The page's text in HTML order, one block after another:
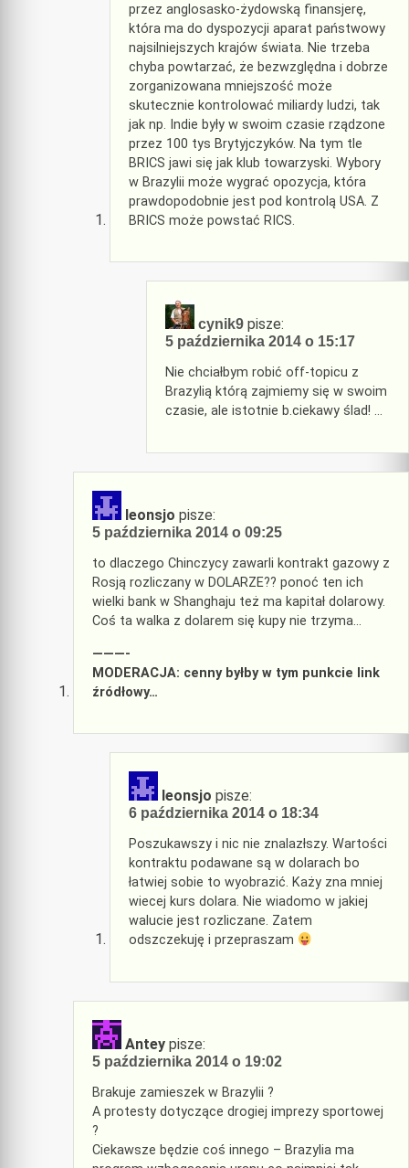
przez anglosasko-żydowską finansjerę,
która ma do dyspozycji aparat państwowy
najsilniejszych krajów świata. Nie trzeba
chyba powtarzać, że bezwzględna i dobrze
zorganizowana mniejszość może
skutecznie kontrolować miliardy ludzi, tak
jak np. Indie były w swoim czasie rządzone
przez 100 tys Brytyjczyków. Na tym tle
BRICS jawi się jak klub towarzyski. Wybory
w Brazylii może wygrać opozycja, która
prawdopodobnie jest pod kontrolą USA. Z
BRICS może powstać RICS.
cynik9 pisze:
5 października 2014 o 15:17
Nie chciałbym robić off-topicu z
Brazylią którą zajmiemy się w swoim
czasie, ale istotnie b.ciekawy ślad! …
leonsjo pisze:
5 października 2014 o 09:25
to dlaczego Chinczycy zawarli kontrakt gazowy z
Rosją rozliczany w DOLARZE?? ponoć ten ich
wielki bank w Shanghaju też ma kapitał dolarowy.
Coś ta walka z dolarem się kupy nie trzyma…
———-
MODERACJA: cenny byłby w tym punkcie link
źródłowy…
leonsjo pisze:
6 października 2014 o 18:34
Poszukawszy i nic nie znalazłszy. Wartości
kontraktu podawane są w dolarach bo
łatwiej sobie to wyobrazić. Każy zna mniej
wiecej kurs dolara. Nie wiadomo w jakiej
walucie jest rozliczane. Zatem
odszczekuję i przepraszam
Antey pisze:
5 października 2014 o 19:02
Brakuje zamieszek w Brazylii ?
A protesty dotyczące drogiej imprezy sportowej
?
Ciekawsze będzie coś innego – Brazylia ma